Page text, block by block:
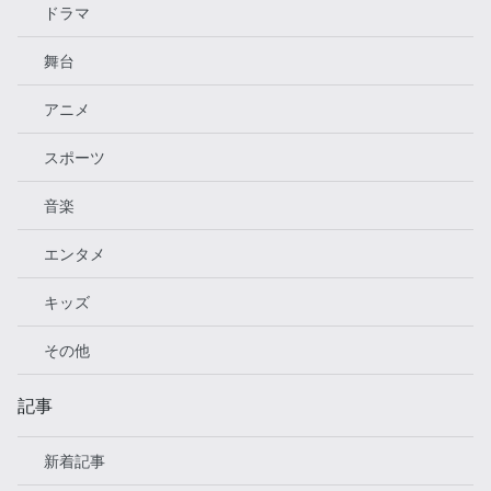
ドラマ
舞台
アニメ
スポーツ
音楽
エンタメ
キッズ
その他
記事
新着記事